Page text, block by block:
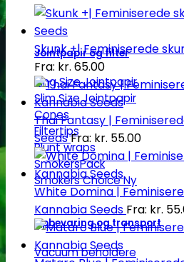
Jointpapir og filter
King Size Jointpapir
Slim Size Jointpapir
Cones
Filtertips
Blunt wraps
SmokersPack
Smokers Choice
Opbevaring og transport
Vacuum beholdere
Skunk +| Feminiserede
Fra: kr. 65.00
Thai Fantasy |
SeedsFra: kr. 55.00
White Domina |
Kannabia Seeds Fra: kr.